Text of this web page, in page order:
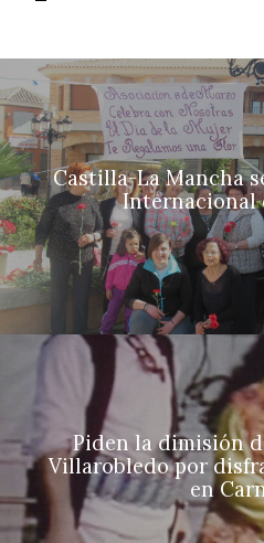
Castilla-La Mancha
Internacional
Piden la dimisión
Villarobledo por
en